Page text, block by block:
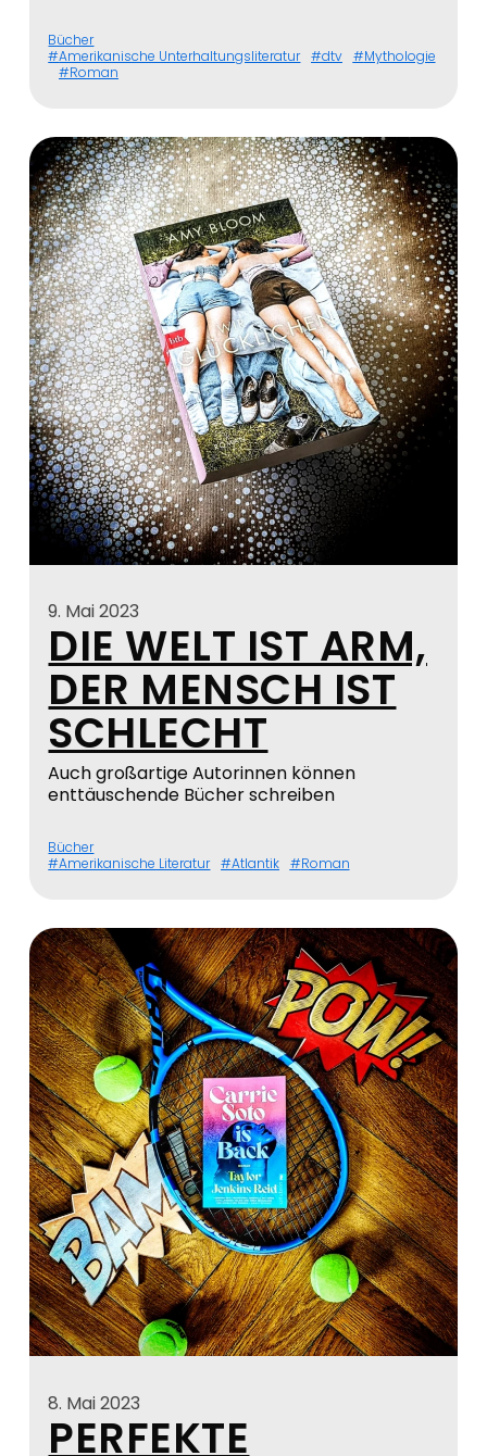
Bücher
Amerikanische Unterhaltungsliteratur
dtv
Mythologie
Roman
9. Mai 2023
DIE WELT IST ARM,
DER MENSCH IST
SCHLECHT
Auch großartige Autorinnen können
enttäuschende Bücher schreiben
Bücher
Amerikanische Literatur
Atlantik Roman
8. Mai 2023
PERFEKTE